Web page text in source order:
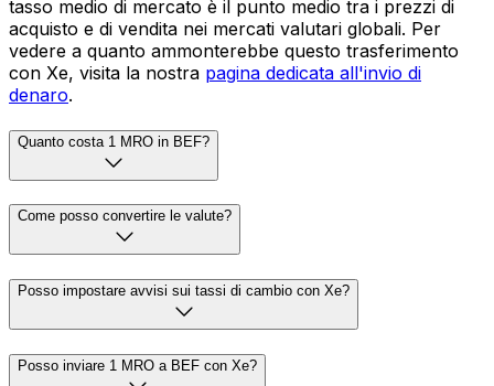
tasso medio di mercato è il punto medio tra i prezzi di
acquisto e di vendita nei mercati valutari globali. Per
vedere a quanto ammonterebbe questo trasferimento
con Xe, visita la nostra pagina dedicata all'invio di
denaro.
Quanto costa 1 MRO in BEF?
Come posso convertire le valute?
Posso impostare avvisi sui tassi di cambio con Xe?
Posso inviare 1 MRO a BEF con Xe?